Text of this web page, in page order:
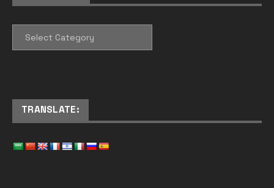
TRANSLATE: